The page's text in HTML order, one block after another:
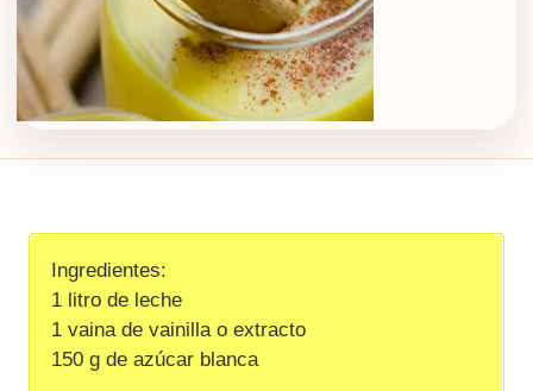
Ingredientes:
1 litro de leche
1 vaina de vainilla o extracto
150 g de azúcar blanca